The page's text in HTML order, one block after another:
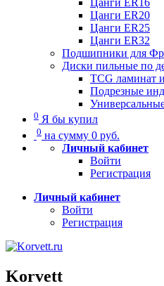
Цанги ER16
Цанги ER20
Цанги ER25
Цанги ER32
Подшипники для
Диски пильные по
TCG ламинат
Подрезные
0 Я бы купил
0 на сумму 0 руб.
Личный кабинет
Войти
Регистрация
Личный кабинет
Войти
Регистрация
Korvett